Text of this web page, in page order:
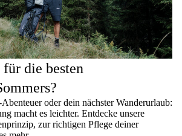
die besten
oder dein nächster Wanderurlaub:
macht es leichter. Entdecke unsere
, zur richtigen Pflege deiner